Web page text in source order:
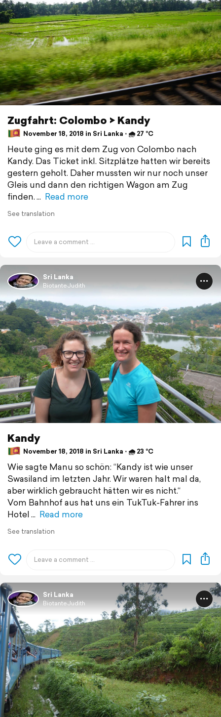
Zugfahrt: Colombo > Kandy
November 18, 2018 in Sri Lanka ⋅ 🌧 27 °C
Heute ging es mit dem Zug von Colombo nach
Kandy. Das Ticket inkl. Sitzplätze hatten wir bereits
gestern geholt. Daher mussten wir nur noch unser
Gleis und dann den richtigen Wagon am Zug
finden.
Read more
See translation
Sri Lanka
BiotanteJudith
Kandy
November 18, 2018 in Sri Lanka ⋅ 🌧 23 °C
Wie sagte Manu so schön: “Kandy ist wie unser
Swasiland im letzten Jahr. Wir waren halt mal da,
aber wirklich gebraucht hätten wir es nicht.“
Vom Bahnhof aus hat uns ein TukTuk-Fahrer ins
Hotel
Read more
See translation
Sri Lanka
BiotanteJudith